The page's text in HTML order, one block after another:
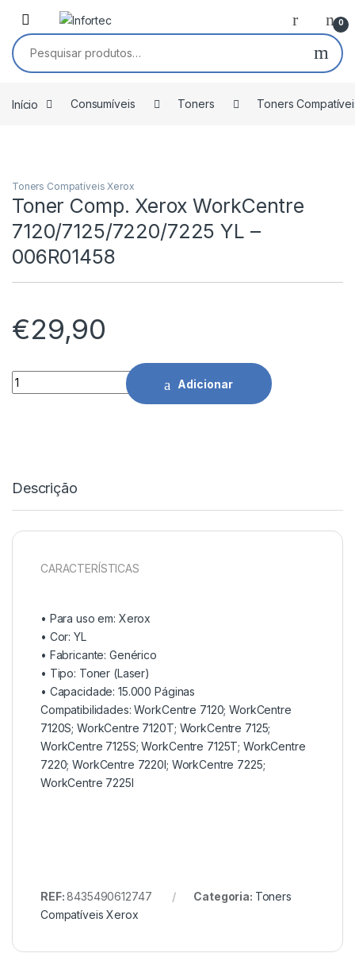
Saltar para navegação
Pular para o conteúdo
0
Pesquisar por:
Início Consumíveis Toners Toners
Toners Compatíveis Xerox
Toner Comp. Xerox WorkCentre
7120/7125/7220/7225 YL –
006R01458
€29,90
Toner Comp. Xerox WorkCentre 7120/7125/7220/7225 YL -
Adicionar
Descrição
CARACTERÍSTICAS
• Para uso em: Xerox
• Cor: YL
• Fabricante:Genérico
• Tipo: Toner (Laser)
• Capacidade:15.000 Páginas
Compatibilidades: WorkCentre 7120; WorkCentre
7120S; WorkCentre 7120T; WorkCentre 7125;
WorkCentre 7125S; WorkCentre 7125T; WorkCentre
7220; WorkCentre 7220I; WorkCentre 7225;
WorkCentre 7225I
REF:8435490612747 Categoria: Toners
Compatíveis Xerox